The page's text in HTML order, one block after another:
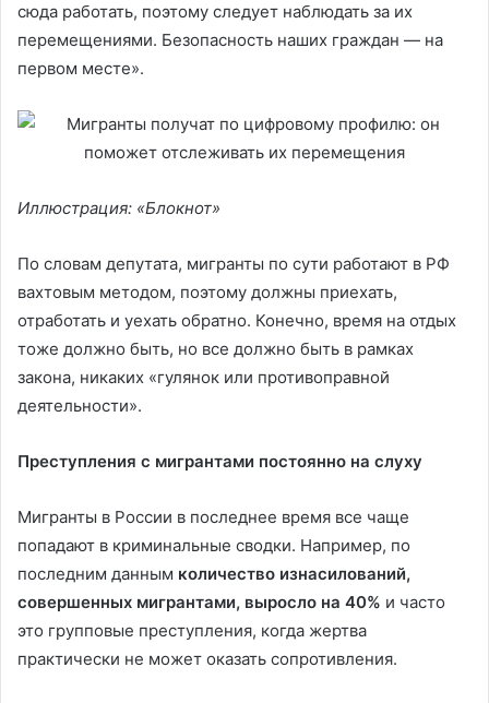
сюда работать, поэтому следует наблюдать за их
перемещениями. Безопасность наших граждан — на
первом месте».
Иллюстрация: «Блокнот»
По словам депутата, мигранты по сути работают в РФ
вахтовым методом, поэтому должны приехать,
отработать и уехать обратно. Конечно, время на отдых
тоже должно быть, но все должно быть в рамках
закона, никаких «гулянок или противоправной
деятельности».
Преступления с мигрантами постоянно на слуху
Мигранты в России в последнее время все чаще
попадают в криминальные сводки. Например, по
последним данным количество изнасилований,
совершенных мигрантами, выросло на 40% и часто
это групповые преступления, когда жертва
практически не может оказать сопротивления.